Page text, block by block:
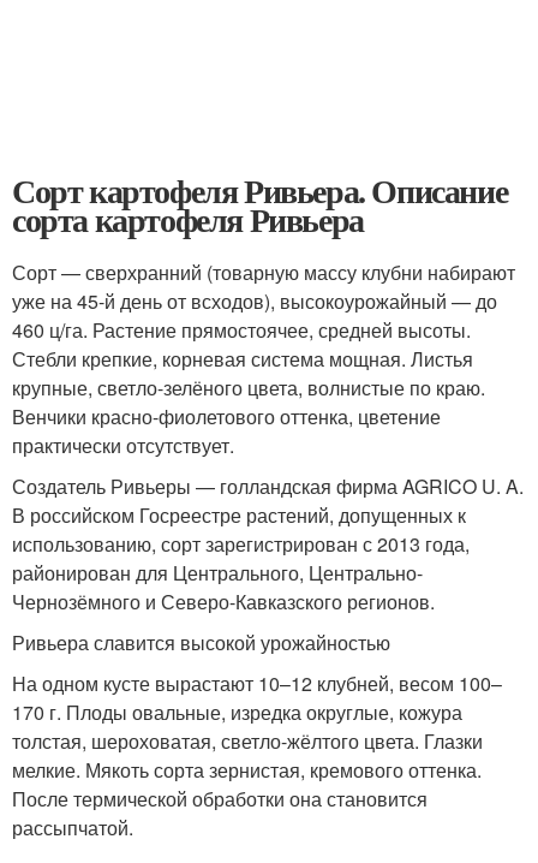
Сорт картофеля Ривьера. Описание
сорта картофеля Ривьера
Сорт — сверхранний (товарную массу клубни набирают
уже на 45-й день от всходов), высокоурожайный — до
460 ц/га. Растение прямостоячее, средней высоты.
Стебли крепкие, корневая система мощная. Листья
крупные, светло-зелёного цвета, волнистые по краю.
Венчики красно-фиолетового оттенка, цветение
практически отсутствует.
Создатель Ривьеры — голландская фирма AGRICO U. A.
В российском Госреестре растений, допущенных к
использованию, сорт зарегистрирован с 2013 года,
районирован для Центрального, Центрально-
Чернозёмного и Северо-Кавказского регионов.
Ривьера славится высокой урожайностью
На одном кусте вырастают 10–12 клубней, весом 100–
170 г. Плоды овальные, изредка округлые, кожура
толстая, шероховатая, светло-жёлтого цвета. Глазки
мелкие. Мякоть сорта зернистая, кремового оттенка.
После термической обработки она становится
рассыпчатой.